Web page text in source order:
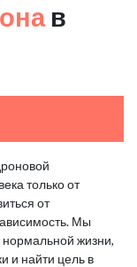
в
только от
от
Мы
жизни,
и найти цель в